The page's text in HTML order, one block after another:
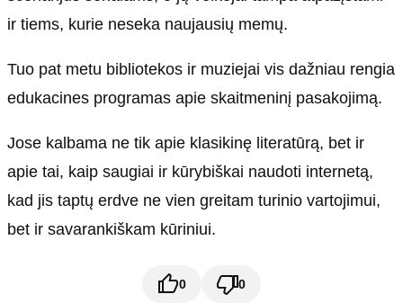
ir tiems, kurie neseka naujausių memų.
Tuo pat metu bibliotekos ir muziejai vis dažniau rengia
edukacines programas apie skaitmeninį pasakojimą.
Jose kalbama ne tik apie klasikinę literatūrą, bet ir
apie tai, kaip saugiai ir kūrybiškai naudoti internetą,
kad jis taptų erdve ne vien greitam turinio vartojimui,
bet ir savarankiškam kūriniui.
0 0